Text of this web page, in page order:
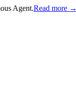
Agent.Read more →